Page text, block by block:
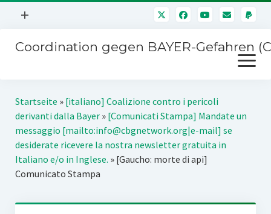
Menü
+
Mitmachen
Über uns
Kontakt
Impressum
Coordination gegen BAYER-Gefahren
Menü
öffnen
Kampagnen
BAYER-Hauptversammlungen
Stichwort BAYER
Jahrestagung
SPENDEN
Startseite » [italiano] Coalizione contro i pericoli
derivanti dalla Bayer» [Comunicati Stampa] Mandate un
messaggio [mailto:info@cbgnetwork.org|e-mail] se
desiderate ricevere la nostra newsletter gratuita in
Italiano e/o in Inglese. » [Gaucho: morte di api]
Comunicato Stampa